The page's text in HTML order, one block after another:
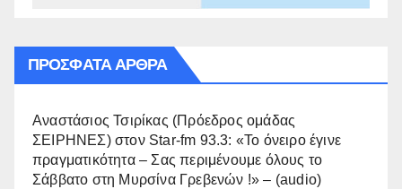
ΠΡΌΣΦΑΤΑ ΆΡΘΡΑ
Αναστάσιος Τσιρίκας (Πρόεδρος ομάδας
ΣΕΙΡΗΝΕΣ) στον Star-fm 93.3: «Το όνειρο έγινε
πραγματικότητα – Σας περιμένουμε όλους το
Σάββατο στη Μυρσίνα Γρεβενών !» – (audio)